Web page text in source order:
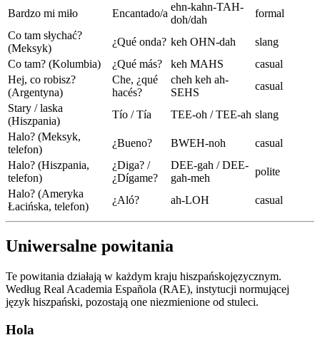
Bardzo mi miło Encantado/a
ehn-kahn-TAH-
doh/dah
formal
Co tam słychać?
(Meksyk)
¿Qué onda? keh OHN-dah
slang
Co tam? (Kolumbia)
¿Qué más? keh MAHS
casual
Hej, co robisz?
(Argentyna)
Che, ¿qué
hacés?
cheh keh ah-
SEHS
casual
Stary / laska
(Hiszpania)
Tío / Tía TEE-oh / TEE-ah slang
Halo? (Meksyk,
telefon)
¿Bueno? BWEH-noh
casual
Halo? (Hiszpania,
telefon)
¿Diga? /
¿Dígame?
DEE-gah / DEE-
gah-meh
polite
Halo? (Ameryka
Łacińska, telefon)
¿Aló? ah-LOH casual
Uniwersalne powitania
Te powitania działają w każdym kraju hiszpańskojęzycznym.
Według Real Academia Española (RAE), instytucji normującej
język hiszpański, pozostają one niezmienione od stuleci.
Hola